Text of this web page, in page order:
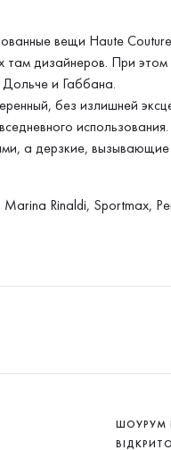
вещи Haute
дизайнеров. При
и Габбана.
без излишней
а дерзкие,
Rinaldi, Sportmax,
ШОУРУМ